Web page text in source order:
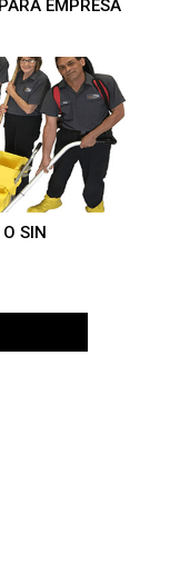
EMPRESA
SIN